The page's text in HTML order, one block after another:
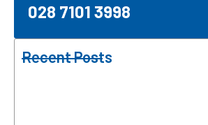
028 7101 3998
Recent Posts